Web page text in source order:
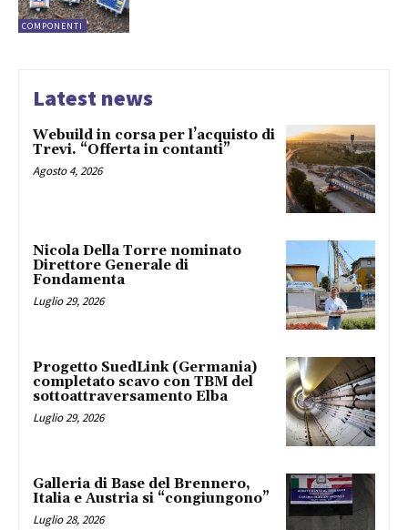
COMPONENTI
Latest news
Webuild in corsa per l’acquisto di
Trevi. “Offerta in contanti”
Agosto 4, 2026
Nicola Della Torre nominato
Direttore Generale di
Fondamenta
Luglio 29, 2026
Progetto SuedLink (Germania)
completato scavo con TBM del
sottoattraversamento Elba
Luglio 29, 2026
Galleria di Base del Brennero,
Italia e Austria si “congiungono”
Luglio 28, 2026